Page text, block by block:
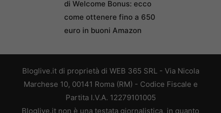
di Welcome Bonus: ecco
come ottenere fino a 650
euro in buoni Amazon
Bloglive.it di proprietà di WEB 365 SRL - Via Nicola
Marchese 10, 00141 Roma (RM) - Codice Fiscale e
Partita I.V.A. 12279101005
Bloglive.it non è una testata giornalistica, in quanto